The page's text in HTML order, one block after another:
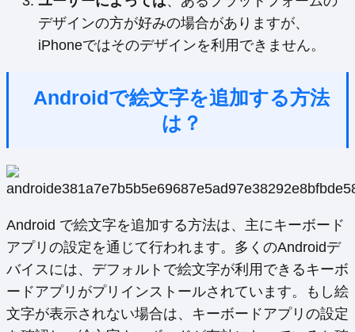
デザインの方が好みの場合がありますが、
iPhoneではそのデザインを利用できません。
Androidで絵文字を追加する方法
は？
Android で絵文字を追加する方法は、主にキーボード
アプリの設定を通じて行われます。多くのAndroidデ
バイスには、デフォルトで絵文字が利用できるキーボ
ードアプリがプリインストールされています。もし絵
文字が表示されない場合は、キーボードアプリの設定